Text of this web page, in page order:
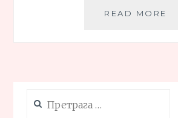
READ MORE
за: